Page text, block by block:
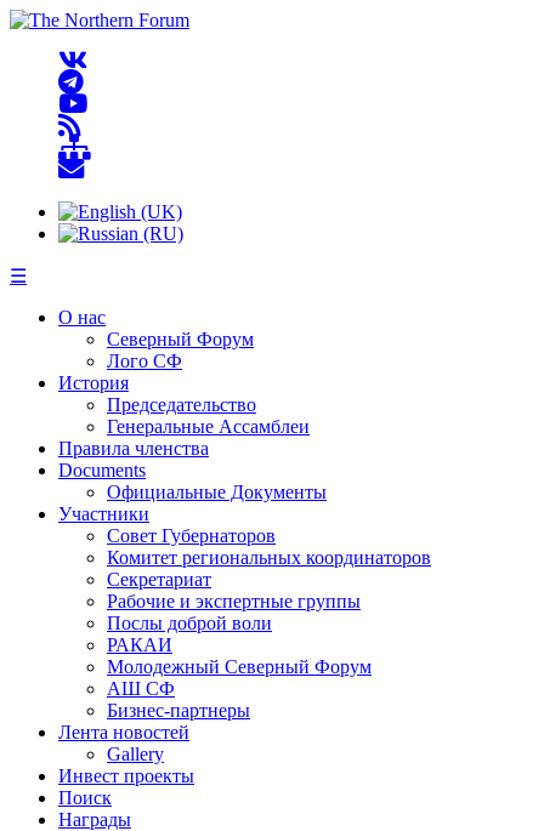
☰
О нас
Северный Форум
Лого СФ
История
Председательство
Генеральные Ассамблеи
Правила членства
Documents
Официальные Документы
Участники
Совет Губернаторов
Комитет региональных координаторов
Секретариат
Рабочие и экспертные группы
Послы доброй воли
РАКАИ
Молодежный Северный Форум
АШ СФ
Бизнес-партнеры
Лента новостей
Gallery
Инвест проекты
Поиск
Награды